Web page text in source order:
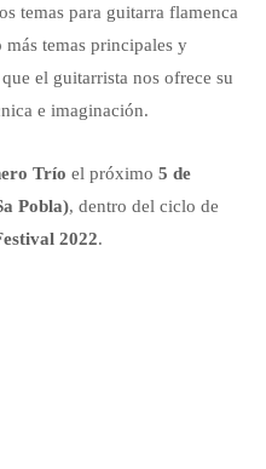
temas para guitarra flamenca
temas principales y
el guitarrista nos ofrece su
e imaginación.
Trío el próximo5 de
Pobla), dentro del ciclo de
2022.